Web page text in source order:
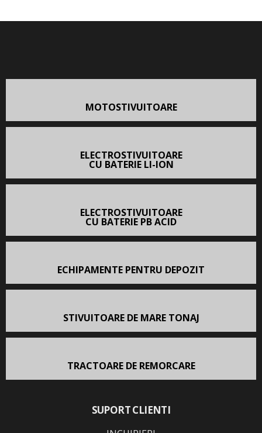
MOTOSTIVUITOARE
ELECTROSTIVUITOARE
CU BATERIE LI-ION
ELECTROSTIVUITOARE
CU BATERIE PB ACID
ECHIPAMENTE PENTRU DEPOZIT
STIVUITOARE DE MARE TONAJ
TRACTOARE DE REMORCARE
SUPORT CLIENTI